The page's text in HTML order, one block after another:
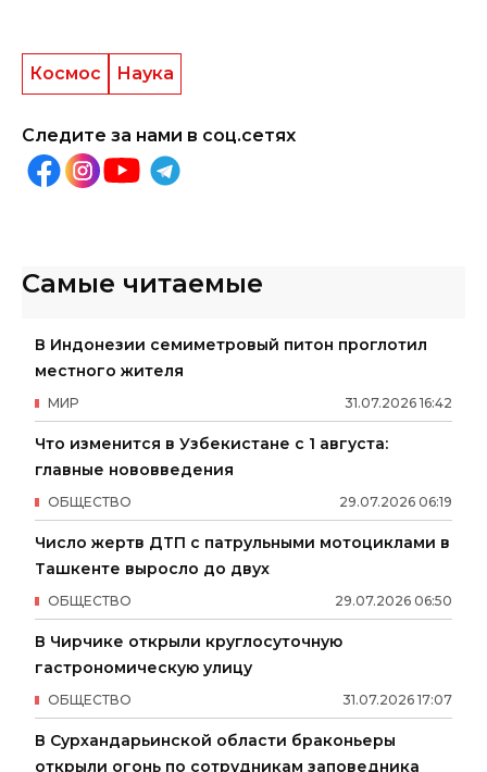
Космос Наука
Следите за нами в соц.сетях
Самые читаемые
В Индонезии семиметровый питон проглотил
местного жителя
31.07.2026 16:42
МИР
Что изменится в Узбекистане с 1 августа:
главные нововведения
29.07.2026 06:19
ОБЩЕСТВО
Число жертв ДТП с патрульными мотоциклами в
Ташкенте выросло до двух
29.07.2026 06:50
ОБЩЕСТВО
В Чирчике открыли круглосуточную
гастрономическую улицу
31.07.2026 17:07
ОБЩЕСТВО
В Сурхандарьинской области браконьеры
открыли огонь по сотрудникам заповедника